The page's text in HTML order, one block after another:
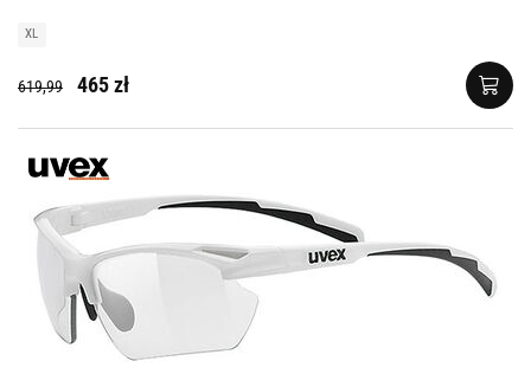
XL
619,99 465 zł